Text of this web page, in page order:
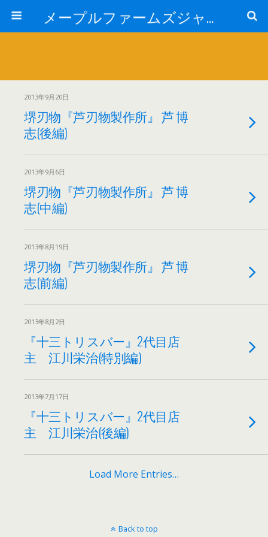
メープルファームズジャパン
2013年9月20日
堺刃物『芦刃物製作所』 芦 博
志(後編)
2013年9月6日
堺刃物『芦刃物製作所』 芦 博
志(中編)
2013年8月19日
堺刃物『芦刃物製作所』 芦 博
志(前編)
2013年8月2日
『十三トリスバー』2代目店
主 江川栄治(特別編)
2013年7月17日
『十三トリスバー』2代目店
主 江川栄治(後編)
Load More Entries…
Back to top